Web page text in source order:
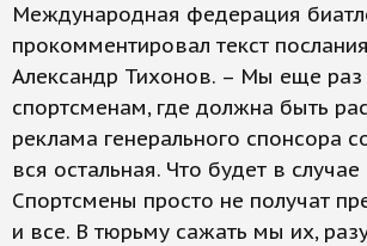
Международная федерация
прокомментировал текст
Александр Тихонов. – Мы еще
спортсменам, где должна быть
реклама генерального спонсора
вся остальная. Что будет в
Спортсмены просто не получат
и все. В тюрьму сажать мы их,